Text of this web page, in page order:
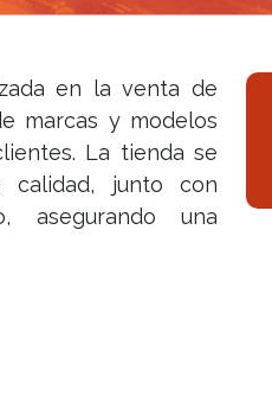
en la venta de
marcas y modelos
La tienda se
calidad, junto con
asegurando una